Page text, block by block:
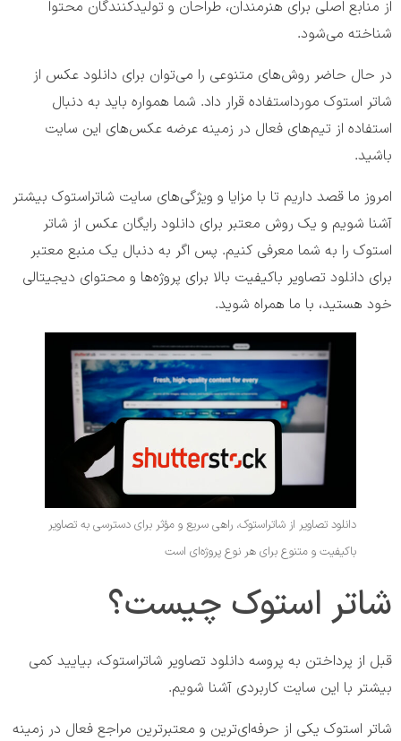
از منابع اصلی برای هنرمندان، طراحان و تولیدکنندگان محتوا
شناخته می‌شود.
در حال حاضر روش‌های متنوعی را می‌توان برای دانلود عکس از
شاتر استوک مورداستفاده قرار داد. شما همواره باید به دنبال
استفاده از تیم‌های فعال در زمینه عرضه عکس‌های این سایت
باشید.
امروز ما قصد داریم تا با مزایا و ویژگی‌های سایت شاتر‌استوک بیشتر
آشنا شویم و یک روش معتبر برای دانلود رایگان عکس از شاتر
استوک را به شما معرفی کنیم. پس اگر به دنبال یک منبع معتبر
برای دانلود تصاویر باکیفیت بالا برای پروژه‌ها و محتوای دیجیتالی
خود هستید، با ما همراه شوید.
دانلود تصاویر از شاتراستوک، راهی سریع و مؤثر برای دسترسی به تصاویر
باکیفیت و متنوع برای هر نوع پروژه‌ای است
شاتر استوک چیست؟
قبل از پرداختن به پروسه دانلود تصاویر شاتراستوک، بیایید کمی
بیشتر با این سایت کاربردی آشنا شویم.
شاتر استوک یکی از حرفه‌ای‌ترین و معتبر‌ترین مراجع فعال در زمینه